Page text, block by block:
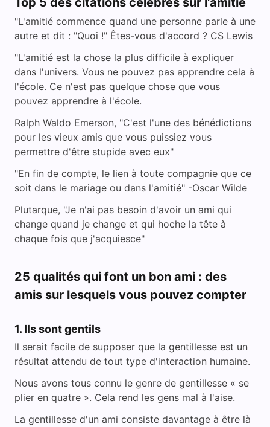
"L'amitié commence quand une personne parle à une
autre et dit : "Quoi !" Êtes-vous d'accord ? CS Lewis
"L'amitié est la chose la plus difficile à expliquer
dans l'univers. Vous ne pouvez pas apprendre cela à
l'école. Ce n'est pas quelque chose que vous
pouvez apprendre à l'école.
Ralph Waldo Emerson, "C'est l'une des bénédictions
pour les vieux amis que vous puissiez vous
permettre d'être stupide avec eux"
"En fin de compte, le lien à toute compagnie que ce
soit dans le mariage ou dans l'amitié" -Oscar Wilde
Plutarque, "Je n'ai pas besoin d'avoir un ami qui
change quand je change et qui hoche la tête à
chaque fois que j'acquiesce"
25 qualités qui font un bon ami : des
amis sur lesquels vous pouvez compter
1. Ils sont gentils
Il serait facile de supposer que la gentillesse est un
résultat attendu de tout type d'interaction humaine.
Nous avons tous connu le genre de gentillesse « se
plier en quatre ». Cela rend les gens mal à l'aise.
La gentillesse d'un ami consiste davantage à être là